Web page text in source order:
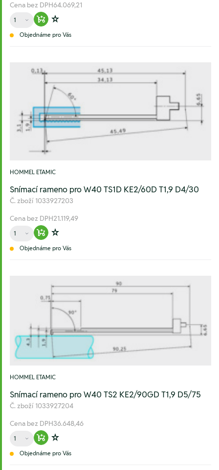
Cena bez DPH64.069,21
Množství
Warenkorb hinzufügen
Zur Wunschliste hinzufügen
Objednáme pro Vás
HOMMEL ETAMIC
Snímací rameno pro W40 TS1D KE2/60D T1,9 D4/30
Č. zboží 1033927203
Cena bez DPH21.119,49
Množství
Warenkorb hinzufügen
Zur Wunschliste hinzufügen
Objednáme pro Vás
HOMMEL ETAMIC
Snímací rameno pro W40 TS2 KE2/90GD T1,9 D5/75
Č. zboží 1033927204
Cena bez DPH36.648,46
Množství
Warenkorb hinzufügen
Zur Wunschliste hinzufügen
Objednáme pro Vás